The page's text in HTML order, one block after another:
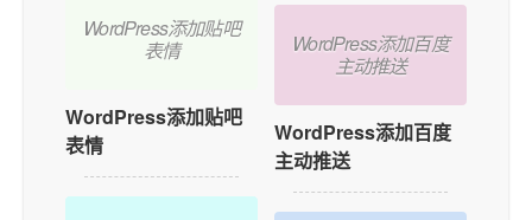
WordPress添加贴吧
表情
WordPress添加贴吧
表情
WordPress添加百度
主动推送
WordPress添加百度
主动推送